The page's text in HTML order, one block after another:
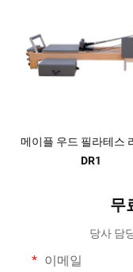
메이플 우드 필라테스
DR1
무
당사 담
이메일